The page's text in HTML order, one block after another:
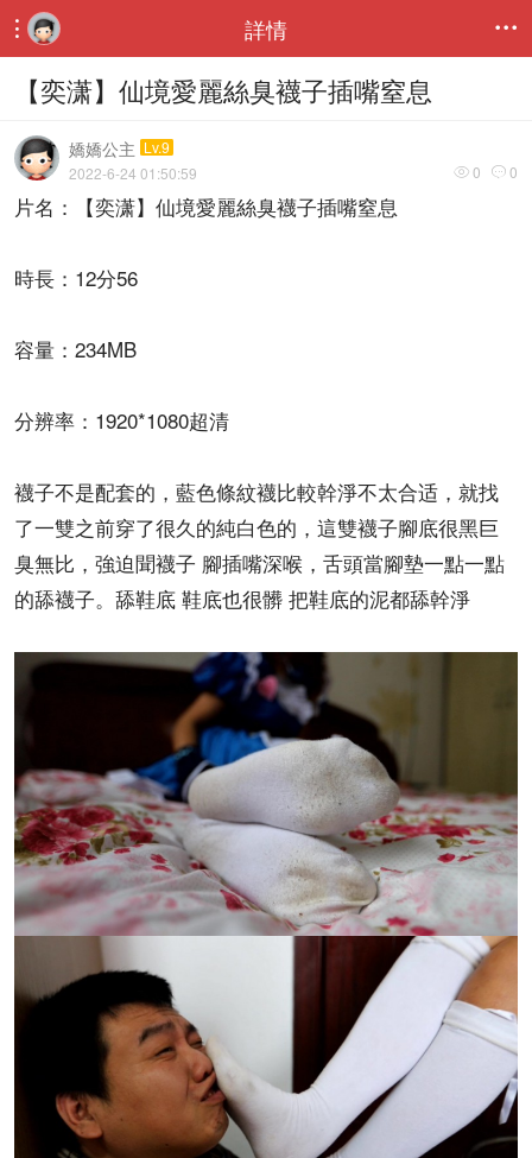
 詳情 
【奕潇】仙境愛麗絲臭襪子插嘴窒息
嬌嬌公主 Lv.9
 0  0
2022-6-24 01:50:59
片名：【奕潇】仙境愛麗絲臭襪子插嘴窒息
時長：12分56
容量：234MB
分辨率：1920*1080超清
襪子不是配套的，藍色條紋襪比較幹淨不太合适，就找
了一雙之前穿了很久的純白色的，這雙襪子腳底很黑巨
臭無比，強迫聞襪子 腳插嘴深喉，舌頭當腳墊一點一點
的舔襪子。舔鞋底 鞋底也很髒 把鞋底的泥都舔幹淨